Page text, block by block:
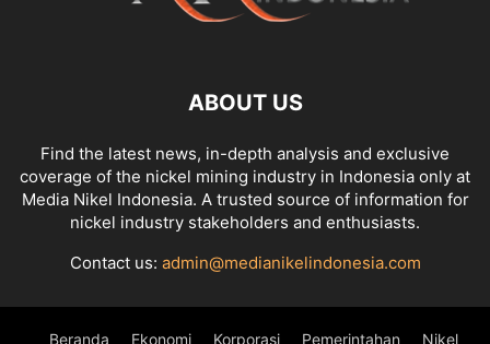
ABOUT US
Find the latest news, in-depth analysis and exclusive
coverage of the nickel mining industry in Indonesia only at
Media Nikel Indonesia. A trusted source of information for
nickel industry stakeholders and enthusiasts.
Contact us: admin@medianikelindonesia.com
Beranda Ekonomi Korporasi Pemerintahan Nikel